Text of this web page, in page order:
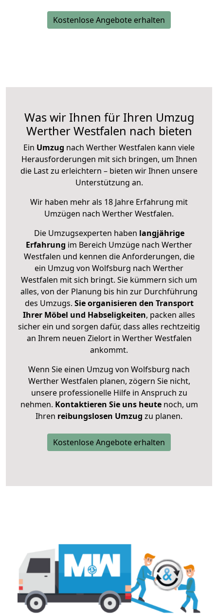
Kostenlose Angebote erhalten
Was wir Ihnen für Ihren Umzug
Werther Westfalen nach bieten
Ein Umzug nach Werther Westfalen kann viele
Herausforderungen mit sich bringen, um Ihnen
die Last zu erleichtern – bieten wir Ihnen unsere
Unterstützung an.
Wir haben mehr als 18 Jahre Erfahrung mit
Umzügen nach Werther Westfalen.
Die Umzugsexperten haben langjährige
Erfahrung im Bereich Umzüge nach Werther
Westfalen und kennen die Anforderungen, die
ein Umzug von Wolfsburg nach Werther
Westfalen mit sich bringt. Sie kümmern sich um
alles, von der Planung bis hin zur Durchführung
des Umzugs. Sie organisieren den Transport
Ihrer Möbel und Habseligkeiten, packen alles
sicher ein und sorgen dafür, dass alles rechtzeitig
an Ihrem neuen Zielort in Werther Westfalen
ankommt.
Wenn Sie einen Umzug von Wolfsburg nach
Werther Westfalen planen, zögern Sie nicht,
unsere professionelle Hilfe in Anspruch zu
nehmen. Kontaktieren Sie uns heutenoch, um
Ihren reibungslosen Umzug zu planen.
Kostenlose Angebote erhalten